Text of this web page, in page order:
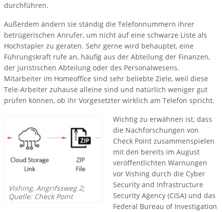
durchführen.
Außerdem ändern sie ständig die Telefonnummern ihrer
betrügerischen Anrufer, um nicht auf eine schwarze Liste als
Hochstapler zu geraten. Sehr gerne wird behauptet, eine
Führungskraft rufe an, häufig aus der Abteilung der Finanzen,
der juristischen Abteilung oder des Personalwesens.
Mitarbeiter im Homeoffice sind sehr beliebte Ziele, weil diese
Tele-Arbeiter zuhause alleine sind und natürlich weniger gut
prüfen können, ob ihr Vorgesetzter wirklich am Telefon spricht.
Vishing, Angrifssweg 2;
Quelle: Check Point
Wichtig zu erwähnen ist, dass
die Nachforschungen von
Check Point zusammenspielen
mit den bereits im August
veröffentlichten Warnungen
vor Vishing durch die Cyber
Security and Infrastructure
Security Agency (CISA) und das
Federal Bureau of Investigation